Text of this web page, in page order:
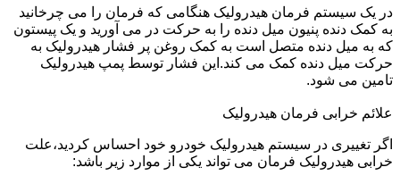
در یک سیستم فرمان هیدرولیک هنگامی که فرمان را می چرخانید
به کمک دنده پنیون میل دنده را به حرکت در می آورید و یک پیستون
که به میل دنده متصل است به کمک روغن پر فشار هیدرولیک به
حرکت میل دنده کمک می کند.این فشار توسط پمپ هیدرولیک
تامین می شود.
علائم خرابی فرمان هیدرولیک
اگر تغییری در سیستم هیدرولیک خودرو خود احساس کردید،علت
خرابی هیدرولیک فرمان می تواند یکی از موارد زیر باشد: